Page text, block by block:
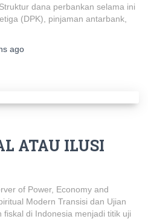
dana perbankan selama ini
(DPK), pinjaman antarbank,
ago
ATAU ILUSI
of Power, Economy and
Modern Transisi dan Ujian
fiskal di Indonesia menjadi titik uji